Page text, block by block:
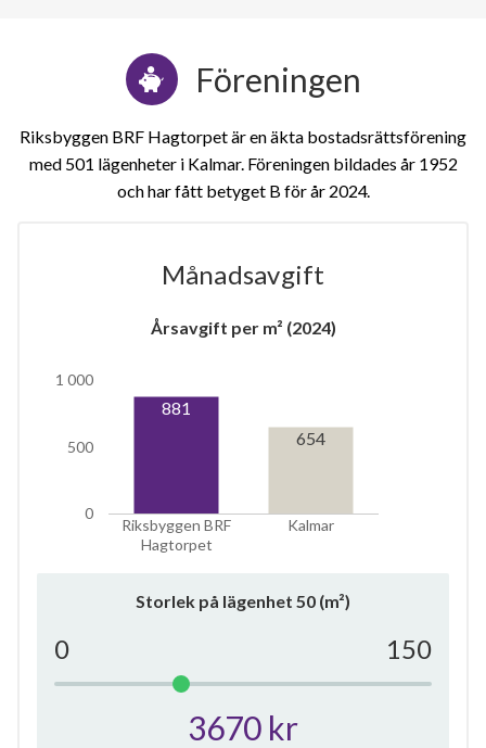
lägenhet
Föreningen
Riksbyggen BRF Hagtorpet är en äkta bostadsrättsförening
med 501 lägenheter i Kalmar. Föreningen bildades år 1952
och har fått betyget B för år 2024
Månadsavgift
Årsavgift per m² (2024)
Riksbyggen BRF
Hagtorpet
Kalmar
0
500
1 000
881
654
Storlek på lägenhet 50 (m²)
0 150
3670 kr